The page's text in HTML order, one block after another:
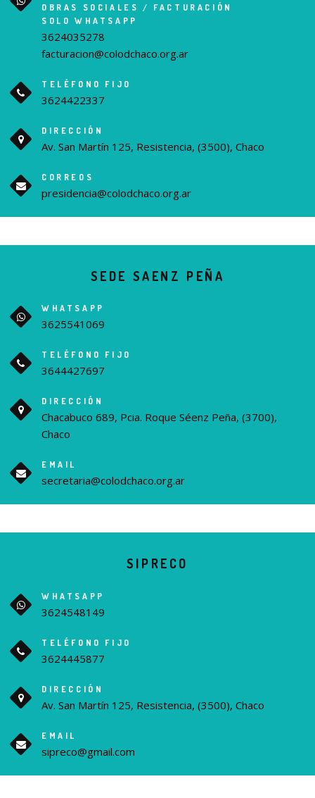
OBRAS SOCIALES / FACTURACIÓN
SOLO WHATSAPP
3624035278
facturacion@colodchaco.org.ar
TELÉFONO FIJO
3624422337
DIRECCIÓN
Av. San Martín 125, Resistencia, (3500), Chaco
CORREOS
presidencia@colodchaco.org.ar
SEDE SAENZ PEÑA
WHATSAPP
3625541069
TELÉFONO FIJO
3644427697
DIRECCIÓN
Chacabuco 689, Pcia. Roque Séenz Peña, (3700),
Chaco
EMAIL
secretaria@colodchaco.org.ar
SIPRECO
WHATSAPP
3624548149
TELÉFONO FIJO
3624445877
DIRECCIÓN
Av. San Martín 125, Resistencia, (3500), Chaco
EMAIL
sipreco@gmail.com